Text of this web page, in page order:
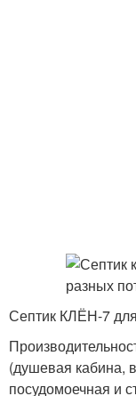
Септик КЛЁН-7
(душевая кабина,
посудомоечная и